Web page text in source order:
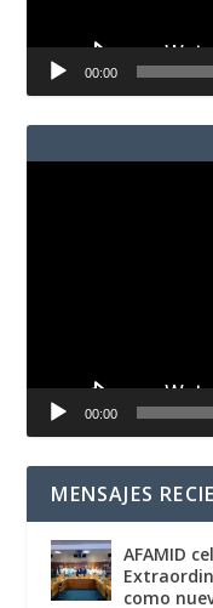
00:00
00:00
MENSAJES
AFAMID
como